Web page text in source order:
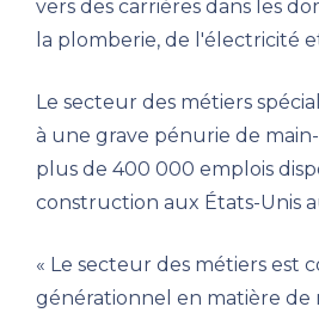
vers des carrières dans les
la plomberie, de l'électricité
Le secteur des métiers
à une grave pénurie de
plus de 400 000 emplois
construction aux États-Unis
« Le secteur des métiers est
générationnel en matière